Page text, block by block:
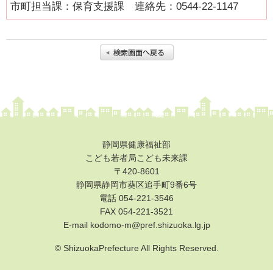
健康・医療
支援・助成
集について（募集締切：11/12）
0歳から就学前
市町担当課：保育支援課 連絡先：0544-22-1147
静岡県健康福祉部
こども若者局こども未来課
〒420-8601
静岡県静岡市葵区追手町9番6号
電話 054-221-3546
FAX 054-221-3521
E-mail kodomo-m@pref.shizuoka.lg.jp
© ShizuokaPrefecture All Rights Reserved.